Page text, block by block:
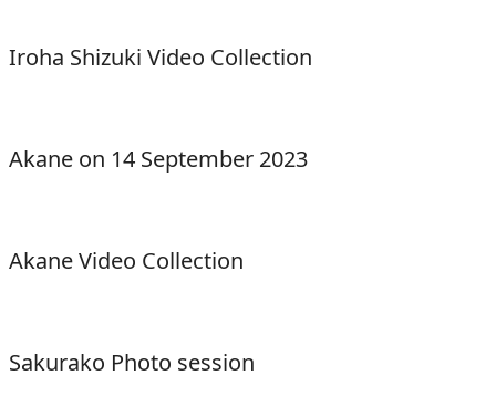
Iroha Shizuki Video Collection
Akane on 14 September 2023
Akane Video Collection
Sakurako Photo session